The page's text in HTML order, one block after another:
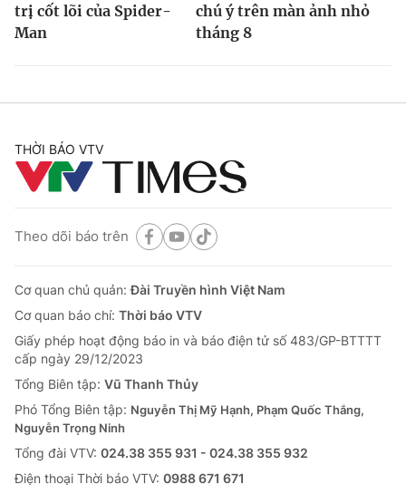
trị cốt lõi của Spider-
Man
chú ý trên màn ảnh nhỏ
tháng 8
THỜI BÁO VTV
Theo dõi báo trên
Cơ quan chủ quản:Đài Truyền hình Việt Nam
Cơ quan báo chí: Thời báo VTV
Giấy phép hoạt động báo in và báo điện tử số 483/GP-BTTTT
cấp ngày 29/12/2023
Tổng Biên tập: Vũ Thanh Thủy
Phó Tổng Biên tập: Nguyễn Thị Mỹ Hạnh, Phạm Quốc Thắng,
Nguyễn Trọng Ninh
Tổng đài VTV: 024.38 355 931 - 024.38 355 932
Ðiện thoại Thời báo VTV: 0988 671 671